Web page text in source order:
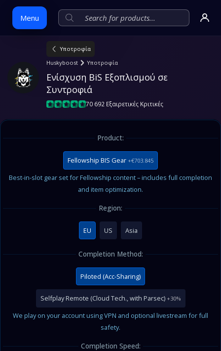
Menu
content
Υποτροφία
Huskyboost
Υποτροφία
Ενίσχυση BiS Εξοπλισμού σε
Συντροφιά
70 692 Εξαιρετικές Κριτικές
Product:
Fellowship BIS Gear +€703.845
Best-in-slot gear set for Fellowship content – includes full completion
and item optimization.
Region:
EU US Asia
Completion Method:
Piloted (Acc-Sharing)
Selfplay Remote (Cloud Tech., with Parsec)+30%
We play on your account using VPN and optional livestream for full
safety.
Completion Speed: